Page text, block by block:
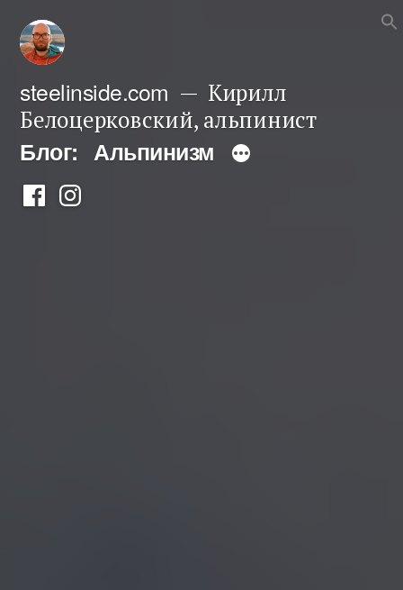
Перейти
содержимому
steelinside.com
Кирилл
Белоцерковский, альпинист
Блог: Альпинизм
ФейсбукИнстаграм